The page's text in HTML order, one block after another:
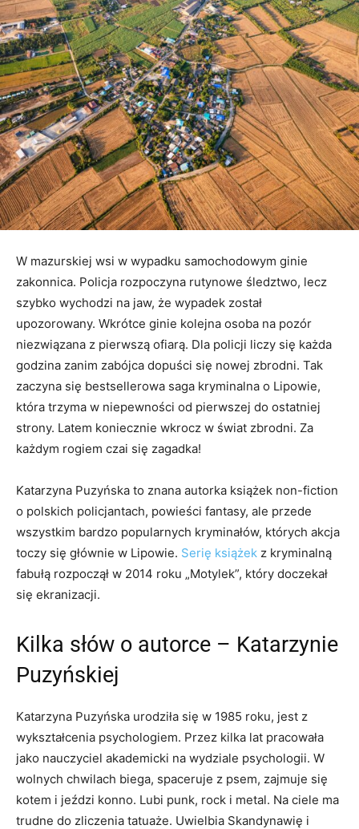
W mazurskiej wsi w wypadku samochodowym ginie
zakonnica. Policja rozpoczyna rutynowe śledztwo, lecz
szybko wychodzi na jaw, że wypadek został
upozorowany. Wkrótce ginie kolejna osoba na pozór
niezwiązana z pierwszą ofiarą. Dla policji liczy się każda
godzina zanim zabójca dopuści się nowej zbrodni. Tak
zaczyna się bestsellerowa saga kryminalna o Lipowie,
która trzyma w niepewności od pierwszej do ostatniej
strony. Latem koniecznie wkrocz w świat zbrodni. Za
każdym rogiem czai się zagadka!
Katarzyna Puzyńska to znana autorka książek non-fiction
o polskich policjantach, powieści fantasy, ale przede
wszystkim bardzo popularnych kryminałów, których akcja
toczy się głównie w Lipowie. Serię książek z kryminalną
fabułą rozpoczął w 2014 roku „Motylek”, który doczekał
się ekranizacji.
Kilka słów o autorce – Katarzynie
Puzyńskiej
Katarzyna Puzyńska urodziła się w 1985 roku, jest z
wykształcenia psychologiem. Przez kilka lat pracowała
jako nauczyciel akademicki na wydziale psychologii. W
wolnych chwilach biega, spaceruje z psem, zajmuje się
kotem i jeździ konno. Lubi punk, rock i metal. Na ciele ma
trudne do zliczenia tatuaże. Uwielbia Skandynawię i